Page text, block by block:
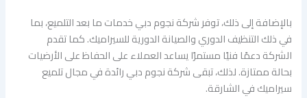
بالإضافة إلى ذلك، توفر شركة نجوم دبي خدمات ما بعد التلميع، بما
في ذلك التنظيف الدوري والصيانة الدورية للسيراميك. كما تقدم
الشركة دعمًا فنيًا مستمرًا يساعد العملاء على الحفاظ على الأرضيات
بحالة ممتازة. لذلك، تبقى شركة نجوم دبي رائدة في مجال تلميع
سيراميك في الشارقة.